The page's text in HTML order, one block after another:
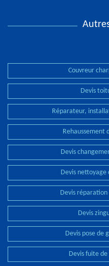
Couvreur
Devis
Réparateur,
Rehaussement
Devis
Devis
Devis
Devis
Devis pose de
Devis fuite